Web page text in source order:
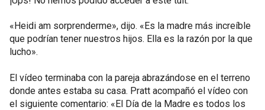
«Heidi am sorprenderme», dijo. «Es la madre más increíble
que podrían tener nuestros hijos. Ella es la razón por la que
lucho».
El vídeo terminaba con la pareja abrazándose en el terreno
donde antes estaba su casa. Pratt acompañó el vídeo con
el siguiente comentario: «El Día de la Madre es todos los